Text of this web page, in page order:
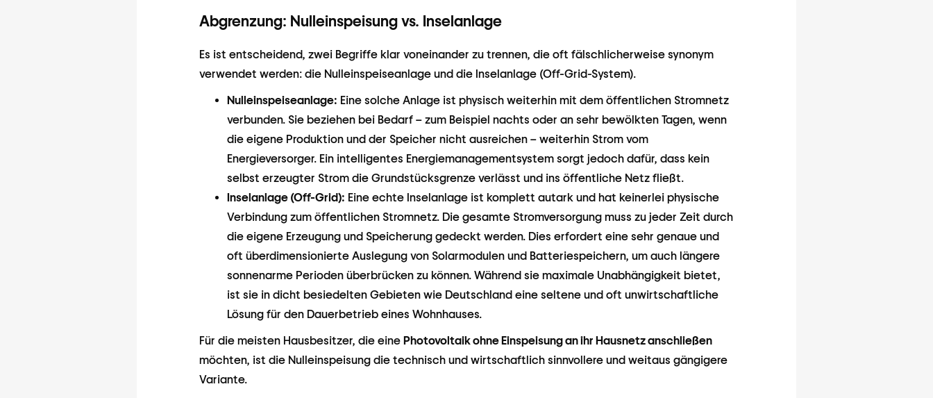
Abgrenzung: Nulleinspeisung vs. Inselanlage
Es ist entscheidend, zwei Begriffe klar voneinander zu trennen, die oft fälschlicherweise synonym
verwendet werden: die Nulleinspeiseanlage und die Inselanlage (Off-Grid-System).
Nulleinspeiseanlage: Eine solche Anlage ist physisch weiterhin mit dem öffentlichen Stromnetz
verbunden. Sie beziehen bei Bedarf – zum Beispiel nachts oder an sehr bewölkten Tagen, wenn
die eigene Produktion und der Speicher nicht ausreichen – weiterhin Strom vom
Energieversorger. Ein intelligentes Energiemanagementsystem sorgt jedoch dafür, dass kein
selbst erzeugter Strom die Grundstücksgrenze verlässt und ins öffentliche Netz fließt.
Inselanlage (Off-Grid): Eine echte Inselanlage ist komplett autark und hat keinerlei physische
Verbindung zum öffentlichen Stromnetz. Die gesamte Stromversorgung muss zu jeder Zeit durch
die eigene Erzeugung und Speicherung gedeckt werden. Dies erfordert eine sehr genaue und
oft überdimensionierte Auslegung von Solarmodulen und Batteriespeichern, um auch längere
sonnenarme Perioden überbrücken zu können. Während sie maximale Unabhängigkeit bietet,
ist sie in dicht besiedelten Gebieten wie Deutschland eine seltene und oft unwirtschaftliche
Lösung für den Dauerbetrieb eines Wohnhauses.
Für die meisten Hausbesitzer, die eine Photovoltaik ohne Einspeisung an ihr Hausnetz anschließen
möchten, ist die Nulleinspeisung die technisch und wirtschaftlich sinnvollere und weitaus gängigere
Variante.